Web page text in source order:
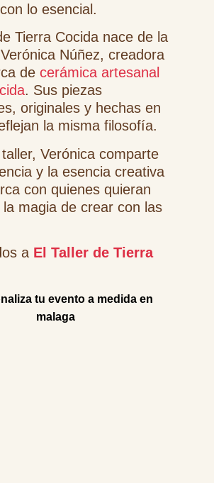
lo esencial.
Tierra Cocida nace de la
Núñez, creadora
de cerámica artesanal
. Sus piezas
originales y hechas en
la misma filosofía.
Verónica comparte
y la esencia creativa
con quienes quieran
magia de crear con las
a El Taller de Tierra